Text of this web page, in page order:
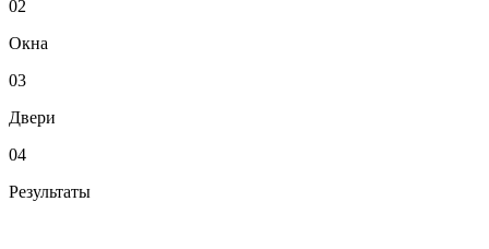
02
Окна
03
Двери
04
Результаты